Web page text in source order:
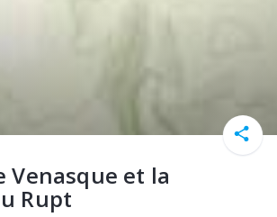
Venasque et la
Rupt